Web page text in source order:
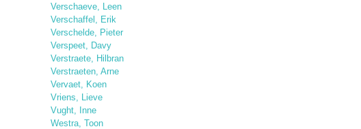
Verschaeve, Leen
Verschaffel, Erik
Verschelde, Pieter
Verspeet, Davy
Verstraete, Hilbran
Verstraeten, Arne
Vervaet, Koen
Vriens, Lieve
Vught, Inne
Westra, Toon